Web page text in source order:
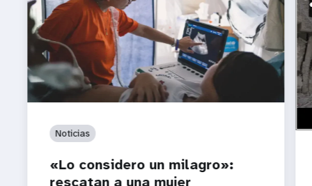
Noticias
«Lo considero un milagro»:
rescatan a una mujer